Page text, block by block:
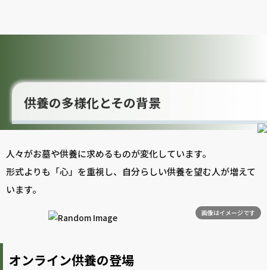
供養の多様化とその背景
人々がお墓や供養に求めるものが変化しています。
形式よりも「心」を重視し、自分らしい供養を望む人が増えて
います。
画像はイメージです
オンライン供養の登場